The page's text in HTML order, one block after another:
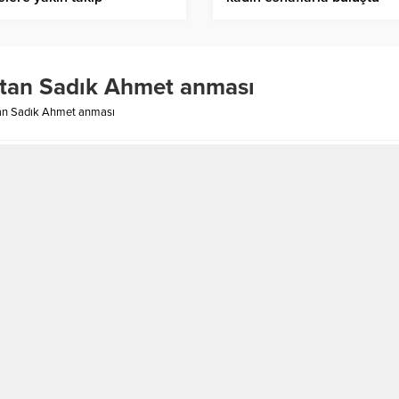
Sadık Ahmet anması
Sadık Ahmet anması